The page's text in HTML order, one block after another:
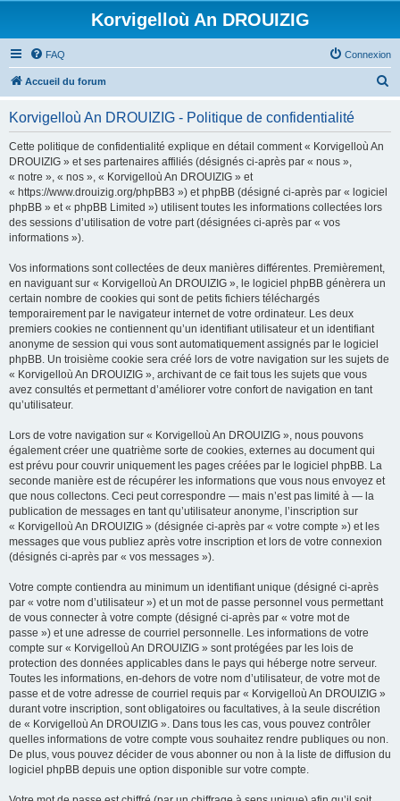
Korvigelloù An DROUIZIG
FAQ Connexion
Accueil du forum
Korvigelloù An DROUIZIG - Politique de confidentialité
Cette politique de confidentialité explique en détail comment « Korvigelloù An
DROUIZIG » et ses partenaires affiliés (désignés ci-après par « nous »,
« notre », « nos », « Korvigelloù An DROUIZIG » et
« https://www.drouizig.org/phpBB3 ») et phpBB (désigné ci-après par « logiciel
phpBB » et « phpBB Limited ») utilisent toutes les informations collectées lors
des sessions d’utilisation de votre part (désignées ci-après par « vos
informations »).
Vos informations sont collectées de deux manières différentes. Premièrement,
en naviguant sur « Korvigelloù An DROUIZIG », le logiciel phpBB génèrera un
certain nombre de cookies qui sont de petits fichiers téléchargés
temporairement par le navigateur internet de votre ordinateur. Les deux
premiers cookies ne contiennent qu’un identifiant utilisateur et un identifiant
anonyme de session qui vous sont automatiquement assignés par le logiciel
phpBB. Un troisième cookie sera créé lors de votre navigation sur les sujets de
« Korvigelloù An DROUIZIG », archivant de ce fait tous les sujets que vous
avez consultés et permettant d’améliorer votre confort de navigation en tant
qu’utilisateur.
Lors de votre navigation sur « Korvigelloù An DROUIZIG », nous pouvons
également créer une quatrième sorte de cookies, externes au document qui
est prévu pour couvrir uniquement les pages créées par le logiciel phpBB. La
seconde manière est de récupérer les informations que vous nous envoyez et
que nous collectons. Ceci peut correspondre — mais n’est pas limité à — la
publication de messages en tant qu’utilisateur anonyme, l’inscription sur
« Korvigelloù An DROUIZIG » (désignée ci-après par « votre compte ») et les
messages que vous publiez après votre inscription et lors de votre connexion
(désignés ci-après par « vos messages »).
Votre compte contiendra au minimum un identifiant unique (désigné ci-après
par « votre nom d’utilisateur ») et un mot de passe personnel vous permettant
de vous connecter à votre compte (désigné ci-après par « votre mot de
passe ») et une adresse de courriel personnelle. Les informations de votre
compte sur « Korvigelloù An DROUIZIG » sont protégées par les lois de
protection des données applicables dans le pays qui héberge notre serveur.
Toutes les informations, en-dehors de votre nom d’utilisateur, de votre mot de
passe et de votre adresse de courriel requis par « Korvigelloù An DROUIZIG »
durant votre inscription, sont obligatoires ou facultatives, à la seule discrétion
de « Korvigelloù An DROUIZIG ». Dans tous les cas, vous pouvez contrôler
quelles informations de votre compte vous souhaitez rendre publiques ou non.
De plus, vous pouvez décider de vous abonner ou non à la liste de diffusion du
logiciel phpBB depuis une option disponible sur votre compte.